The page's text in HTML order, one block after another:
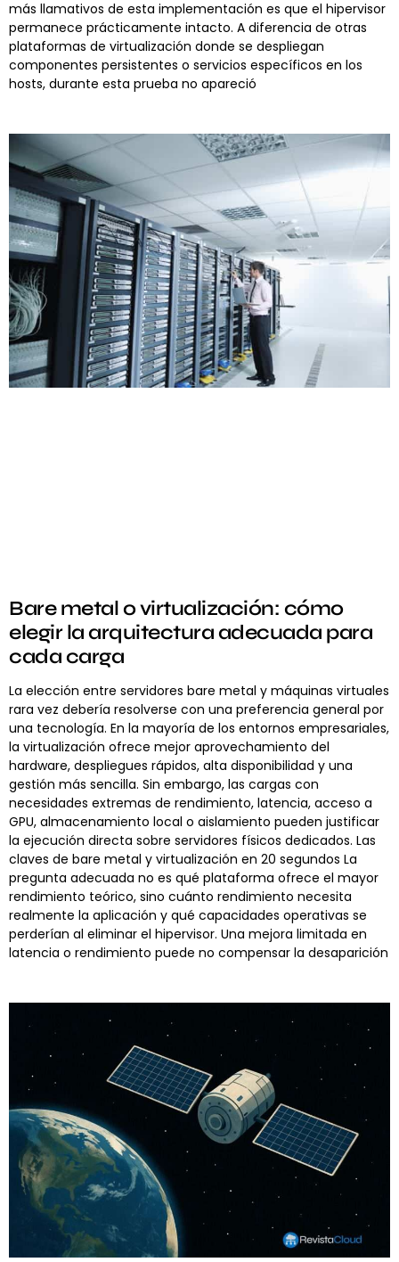
más llamativos de esta implementación es que el hipervisor
permanece prácticamente intacto. A diferencia de otras
plataformas de virtualización donde se despliegan
componentes persistentes o servicios específicos en los
hosts, durante esta prueba no apareció
Bare metal o virtualización: cómo
elegir la arquitectura adecuada para
cada carga
La elección entre servidores bare metal y máquinas virtuales
rara vez debería resolverse con una preferencia general por
una tecnología. En la mayoría de los entornos empresariales,
la virtualización ofrece mejor aprovechamiento del
hardware, despliegues rápidos, alta disponibilidad y una
gestión más sencilla. Sin embargo, las cargas con
necesidades extremas de rendimiento, latencia, acceso a
GPU, almacenamiento local o aislamiento pueden justificar
la ejecución directa sobre servidores físicos dedicados. Las
claves de bare metal y virtualización en 20 segundos La
pregunta adecuada no es qué plataforma ofrece el mayor
rendimiento teórico, sino cuánto rendimiento necesita
realmente la aplicación y qué capacidades operativas se
perderían al eliminar el hipervisor. Una mejora limitada en
latencia o rendimiento puede no compensar la desaparición